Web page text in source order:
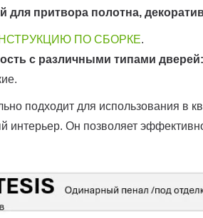
для притвора полотна,
ПО СБОРКЕ.
с различными типами дверей:
подходит для использования в
интерьер. Он позволяет